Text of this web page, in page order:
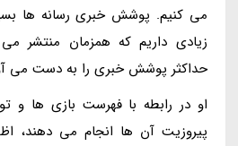
می کنیم. پوشش خبری رسانه ها
زیادی داریم که همزمان منتشر
حداکثر پوشش خبری را به دست می
او در رابطه با فهرست بازی ها و
پیروزیت آن ها انجام می دهند،